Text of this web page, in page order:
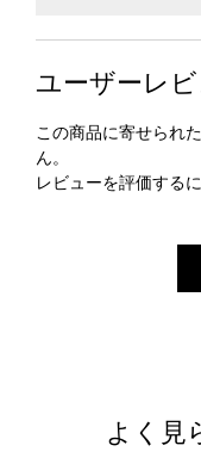
ユーザーレビ
この商品に寄せられ
ん。
レビューを評価する
よく見